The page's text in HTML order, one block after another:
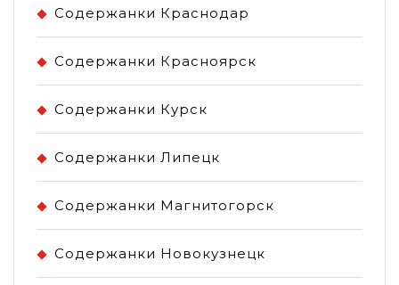
Содержанки Краснодар
Содержанки Красноярск
Содержанки Курск
Содержанки Липецк
Содержанки Магнитогорск
Содержанки Новокузнецк